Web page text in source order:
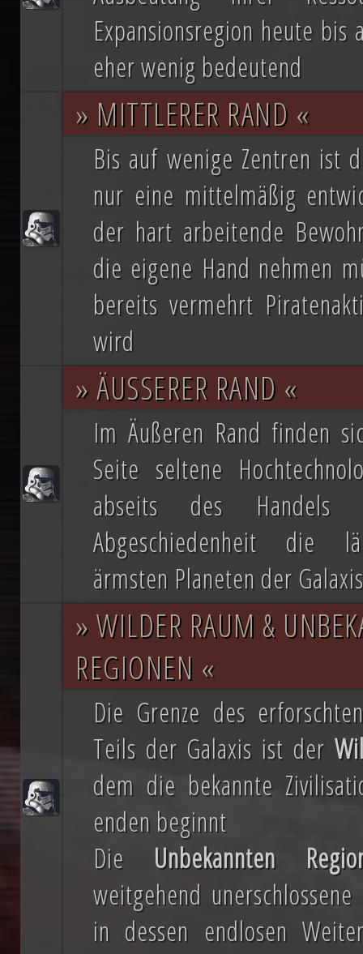
Expansionsregion heute bis
eher wenig bedeutend
» MITTLERER RAND «
Bis auf wenige Zentren ist
nur eine mittelmäßig
der hart arbeitende
die eigene Hand nehmen
bereits vermehrt
wird
» ÄUSSERER RAND «
Im Äußeren Rand finden
Seite seltene
abseits des
Abgeschiedenheit die
ärmsten Planeten der Galaxis
» WILDER RAUM &
REGIONEN «
Die Grenze des
Teils der Galaxis ist der
dem die bekannte
enden beginnt
Die Unbekannten
weitgehend
in dessen endlosen